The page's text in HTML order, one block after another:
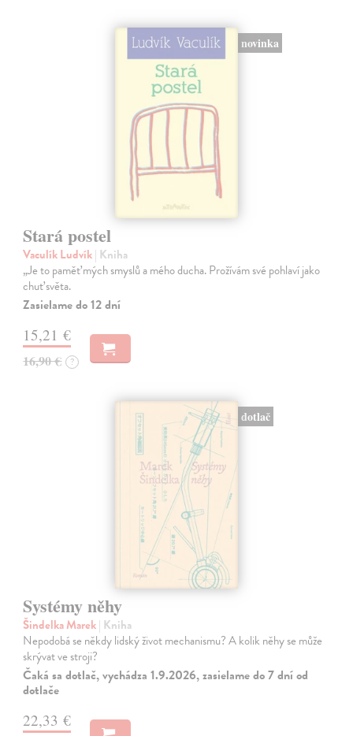
novinka
Stará postel
Vaculík Ludvík| Kniha
„Je to paměť mých smyslů a mého ducha. Prožívám své pohlaví jako
chuť světa.
Zasielame do 12 dní
15,21 €
16,90 € ?
dotlač
Systémy něhy
Šindelka Marek| Kniha
Nepodobá se někdy lidský život mechanismu? A kolik něhy se může
skrývat ve stroji?
Čaká sa dotlač, vychádza 1.9.2026, zasielame do 7 dní od
dotlače
22,33 €